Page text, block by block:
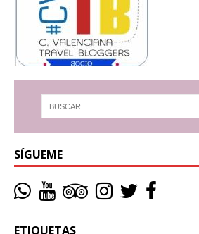
SÍGUEME
ETIQUETAS